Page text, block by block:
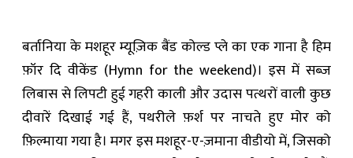
बर्तानिया के मशहूर म्यूज़िक बैंड कोल्ड प्ले का एक गाना है हिम
फ़ॉर दि वीकेंड (Hymn for the weekend)। इस में सब्ज़
लिबास से लिपटी हुई गहरी काली और उदास पत्थरों वाली कुछ
दीवारें दिखाई गई हैं, पथरीले फ़र्श पर नाचते हुए मोर को
फ़िल्माया गया है। मगर इस मशहूर-ए-ज़माना वीडीयो में, जिसको